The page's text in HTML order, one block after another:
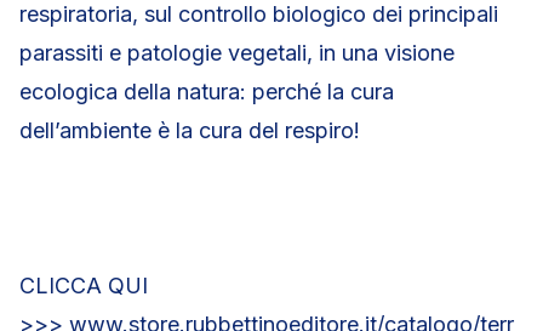
respiratoria, sul controllo biologico dei principali
parassiti e patologie vegetali, in una visione
ecologica della natura: perché la cura
dell’ambiente è la cura del respiro!
CLICCA QUI
>>> www.store.rubbettinoeditore.it/catalogo/terr